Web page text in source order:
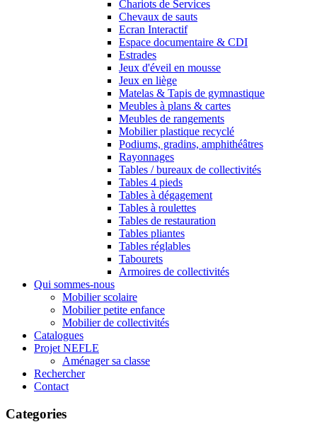
Chariots de Services
Chevaux de sauts
Ecran Interactif
Espace documentaire & CDI
Estrades
Jeux d'éveil en mousse
Jeux en liège
Matelas & Tapis de gymnastique
Meubles à plans & cartes
Meubles de rangements
Mobilier plastique recyclé
Podiums, gradins, amphithéâtres
Rayonnages
Tables / bureaux de collectivités
Tables 4 pieds
Tables à dégagement
Tables à roulettes
Tables de restauration
Tables pliantes
Tables réglables
Tabourets
Armoires de collectivités
Qui sommes-nous
Mobilier scolaire
Mobilier petite enfance
Mobilier de collectivités
Catalogues
Projet NEFLE
Aménager sa classe
Rechercher
Contact
Categories